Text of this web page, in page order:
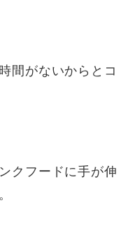
間がないからとコ
クフードに手が伸